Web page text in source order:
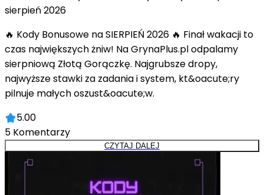
sierpień 2026
🔥 Kody Bonusowe na SIERPIEŃ 2026 🔥 Finał wakacji to
czas największych żniw! Na GrynaPlus.pl odpalamy
sierpniową Złotą Gorączkę. Najgrubsze dropy,
najwyższe stawki za zadania i system, kt&oacute;ry
pilnuje małych oszust&oacute;w.
5.00
5 Komentarzy
CZYTAJ DALEJ